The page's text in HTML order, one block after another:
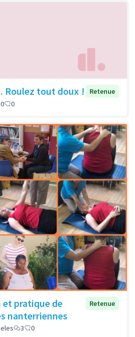
Roulez tout doux !
Retenue
0 0
pratique de
nanterriennes
Retenue
3 0